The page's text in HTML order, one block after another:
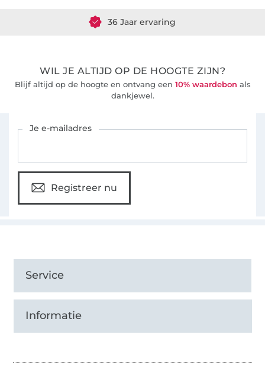
36 Jaar ervaring
WIL JE ALTIJD OP DE HOOGTE ZIJN?
Blijf altijd op de hoogte en ontvang een 10% waardebon als
dankjewel.
Je e-mailadres
Registreer nu
Service
Informatie